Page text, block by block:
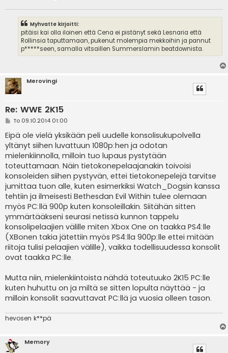
Myhvatte kirjoitti:
pitäisi kai olla iloinen että Cena ei pistänyt sekä Lesnaria että
Rollinsia taputtamaan, pukenut molempia mekkoihin ja pannut
p*****seen, samalla vitsaillen Summerslamin beatdownista.
Merovingi
Re: WWE 2K15
V
e
s
t
i
To 09.10.2014 01:00
Eipä ole vielä yksikään peli uudelle konsolisukupolvella
yltänyt siihen luvattuun 1080p:hen ja odotan
mielenkiinnolla, milloin tuo lupaus pystytään
toteuttamaan. Näin tietokonepelaajanakin toivoisi
konsoleiden siihen pystyvän, ettei tietokonepelejä tarvitse
jumittaa tuon alle, kuten esimerkiksi Watch_Dogsin kanssa
tehtiin ja ilmeisesti Bethesdan Evil Within tulee olemaan
myös PC:llä 900p kuten konsoleillakin. Siitähän sitten
ymmärtääkseni seurasi netissä kunnon tappelu
konsolipelaajien välille miten Xbox One on taakka PS4:lle
(XBonen takia jätettiin myös PS4:lla 900p:lle ettei mitään
riitoja tulisi pelaajien välille), vaikka todellisuudessa konsolit
ovat taakka PC:lle.
Mutta niin, mielenkiintoista nähdä toteutuuko 2K15 PC:lle
kuten huhuttu on ja miltä se sitten lopulta näyttää - ja
milloin konsolit saavuttavat PC:llä ja vuosia olleen tason.
hevosen k**pä
Memory